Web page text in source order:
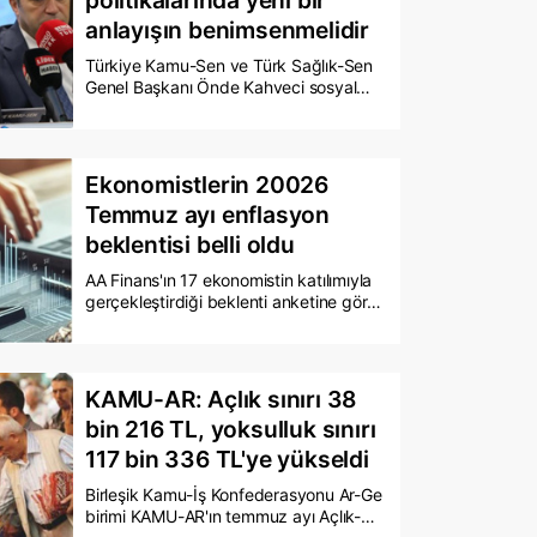
anlayışın benimsenmelidir
Türkiye Kamu-Sen ve Türk Sağlık-Sen
Genel Başkanı Önde Kahveci sosyal
enflasyon karşısında hızla etkisini
kaybetmektedir." dedi.
Ekonomistlerin 20026
Temmuz ayı enflasyon
beklentisi belli oldu
AA Finans'ın 17 ekonomistin katılımıyla
gerçekleştirdiği beklenti anketine göre,
ayı öngörüleri doğrultusunda, haziran
ayında yüzde 32,11 olarak gerçekleşen
yıllık enflasyonun yüzde 31,80
seviyesine gerilemesi bekleniyor.
KAMU-AR: Açlık sınırı 38
bin 216 TL, yoksulluk sınırı
117 bin 336 TL'ye yükseldi
Birleşik Kamu-İş Konfederasyonu Ar-Ge
birimi KAMU-AR'ın temmuz ayı Açlık-